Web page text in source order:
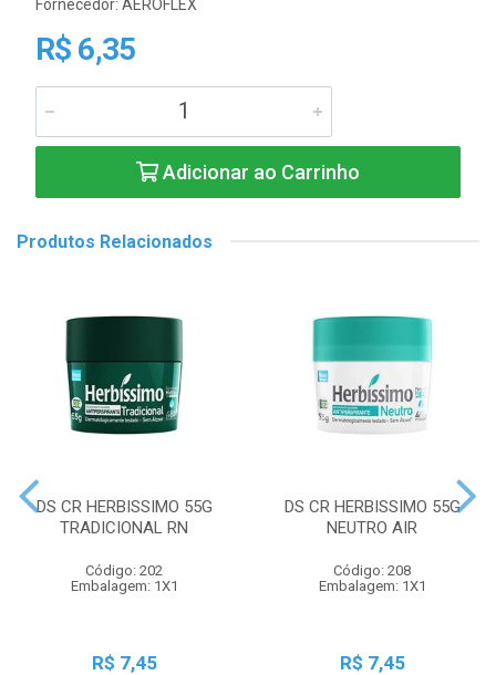
Fornecedor: AEROFLEX
R$ 6,35
Adicionar ao Carrinho
Produtos Relacionados
DS CR HERBISSIMO 55G
TRADICIONAL RN
Código: 202
Embalagem: 1X1
R$ 7,45
DS CR HERBISSIMO 55G
NEUTRO AIR
Código: 208
Embalagem: 1X1
R$ 7,45